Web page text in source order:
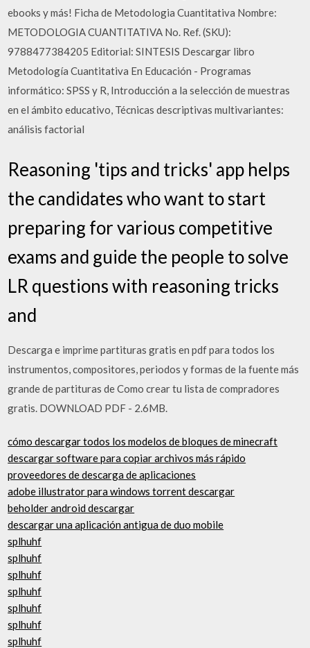
ebooks y más! Ficha de Metodologia Cuantitativa Nombre:
METODOLOGIA CUANTITATIVA No. Ref. (SKU):
9788477384205 Editorial: SINTESIS Descargar libro
Metodología Cuantitativa En Educación - Programas
informático: SPSS y R, Introducción a la selección de muestras
en el ámbito educativo, Técnicas descriptivas multivariantes:
análisis factorial
Reasoning 'tips and tricks' app helps
the candidates who want to start
preparing for various competitive
exams and guide the people to solve
LR questions with reasoning tricks
and
Descarga e imprime partituras gratis en pdf para todos los
instrumentos, compositores, periodos y formas de la fuente más
grande de partituras de Como crear tu lista de compradores
gratis. DOWNLOAD PDF - 2.6MB.
cómo descargar todos los modelos de bloques de minecraft
descargar software para copiar archivos más rápido
proveedores de descarga de aplicaciones
adobe illustrator para windows torrent descargar
beholder android descargar
descargar una aplicación antigua de duo mobile
splhuhf
splhuhf
splhuhf
splhuhf
splhuhf
splhuhf
splhuhf